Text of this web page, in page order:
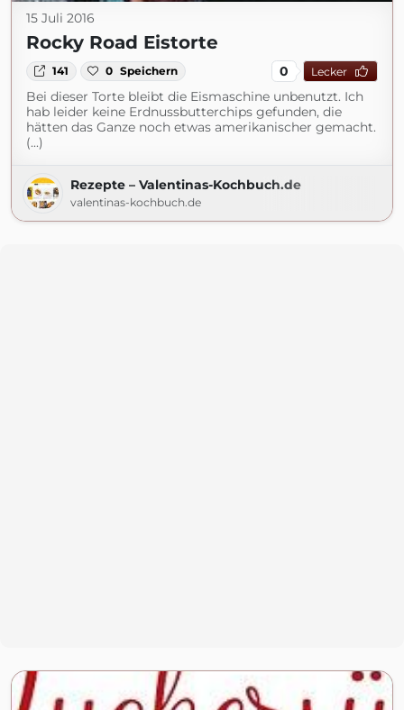
15 Juli 2016
Rocky Road Eistorte
141 0 Speichern 0 Lecker
Bei dieser Torte bleibt die Eismaschine unbenutzt. Ich
hab leider keine Erdnussbutterchips gefunden, die
hätten das Ganze noch etwas amerikanischer gemacht.
(...)
Rezepte – Valentinas-Kochbuch.de
valentinas-kochbuch.de